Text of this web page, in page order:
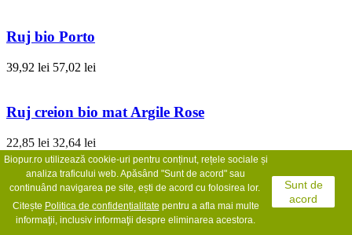
Ruj bio Porto
39,92 lei 57,02 lei
Ruj creion bio mat Argile Rose
22,85 lei 32,64 lei
Creion bio contur buze Rouge Franc
17,07 lei 24,38 lei
Biopur.ro utilizează cookie-uri pentru conținut, rețele sociale și
analiza traficului web. Apăsând "Sunt de acord" sau
continuând navigarea pe site, ești de acord cu folosirea lor.
Citește Politica de confidențialitate pentru a afla mai multe
informaţii, inclusiv informaţii despre eliminarea acestora.
Sunt de
acord